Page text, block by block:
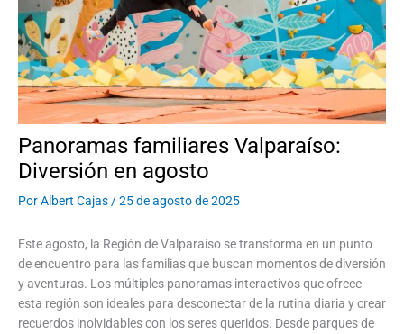
Panoramas familiares Valparaíso:
Diversión en agosto
PorAlbert Cajas /25 de agosto de 2025
Este agosto, la Región de Valparaíso se transforma en un punto
de encuentro para las familias que buscan momentos de diversión
y aventuras. Los múltiples panoramas interactivos que ofrece
esta región son ideales para desconectar de la rutina diaria y crear
recuerdos inolvidables con los seres queridos. Desde parques de